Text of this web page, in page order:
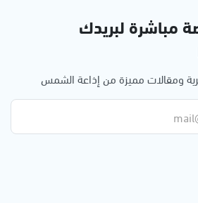
مباشرة لبريدك
ومقالات مميزة من إذاعة الشمس